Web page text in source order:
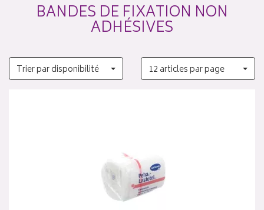
BANDES DE FIXATION NON
ADHÉSIVES
Trier par disponibilité 12 articles par page